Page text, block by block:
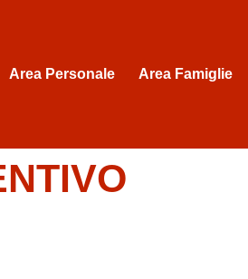
Area Personale Area Famiglie